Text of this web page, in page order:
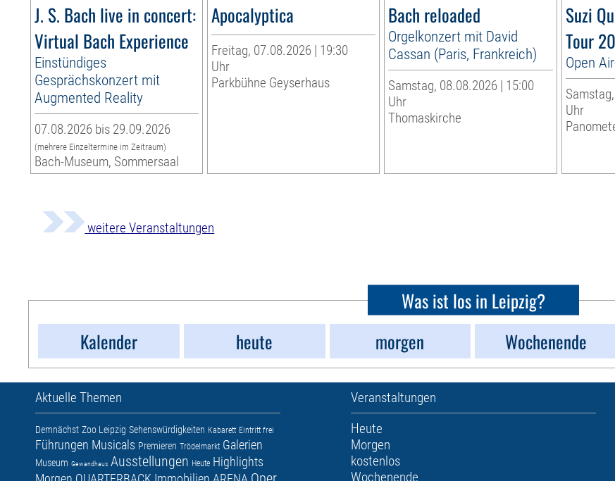
J. S. Bach live in concert:
Virtual Bach Experience
Einstündiges
Gesprächskonzert mit
Augmented Reality
07.08.2026 bis 29.09.2026
(mehrere Einzeltermine im Zeitraum)
Bach-Museum, Sommersaal
Apocalyptica
Freitag, 07.08.2026 | 19:30
Uhr
Parkbühne Geyserhaus
Bach reloaded
Orgelkonzert mit David
Cassan (Paris, Frankreich)
Samstag, 08.08.2026 | 15:00
Uhr
Thomaskirche
Suzi
Tour
Open
Uhr
weitere Veranstaltungen
Was ist los in Leipzig?
Kalender
heute morgen Wochenende
Aktuelle Themen
Demnächst Zoo Leipzig Sehenswürdigkeiten Kabarett Eintritt frei
Führungen Musicals Premieren Trödelmarkt Galerien
Museum Gewandhaus Ausstellungen Heute Highlights
Veranstaltungen
Heute
Morgen
kostenlos
Wochenende